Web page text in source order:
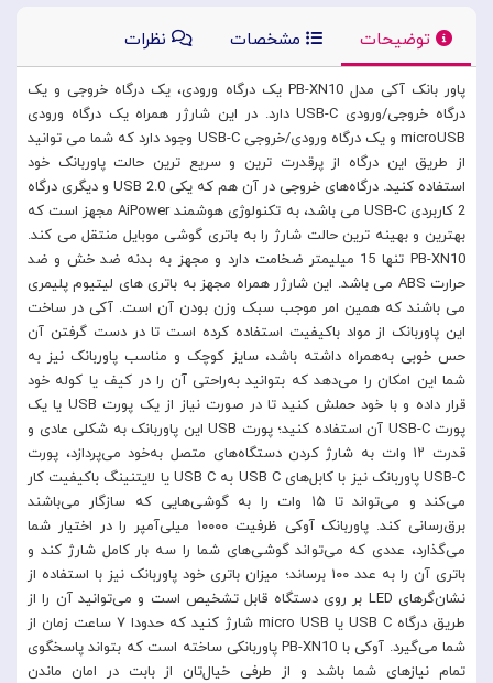
توضیحات مشخصات نظرات
پاور بانک آکی مدل PB-XN10 یک درگاه ورودی، یک درگاه خروجی و یک
درگاه خروجی/ورودی USB-C دارد. در این شارژر همراه یک درگاه ورودی
microUSB و یک درگاه ورودی/خروجی USB-C وجود دارد که شما می توانید
از طریق این درگاه از پرقدرت ترین و سریع ترین حالت پاوربانک خود
استفاده کنید. درگاه‌های خروجی در آن هم که یکی USB 2.0 و دیگری درگاه
2 کاربردی USB-C می باشد، به تکنولوژی هوشمند AiPower مجهز است که
بهترین و بهینه ترین حالت شارژ را به باتری گوشی موبایل منتقل می کند.
PB-XN10 تنها 15 میلیمتر ضخامت دارد و مجهز به بدنه ضد خش و ضد
حرارت ABS می باشد. این شارژر همراه مجهز به باتری های لیتیوم پلیمری
می باشند که همین امر موجب سبک وزن بودن آن است. آکی در ساخت
این پاوربانک از مواد باکیفیت استفاده کرده است تا در دست گرفتن آن
حس خوبی به‌همراه داشته باشد، سایز کوچک و مناسب پاوربانک نیز به
شما این امکان را می‌دهد که بتوانید به‌راحتی آن را در کیف یا کوله خود
قرار داده و با خود حملش کنید تا در صورت نیاز از یک پورت USB یا یک
پورت USB-C آن استفاده کنید؛ پورت USB این پاوربانک به شکلی عادی و
قدرت ۱۲ وات به شارژ کردن دستگاه‌های متصل به‌خود می‌پردازد، پورت
USB-C پاوربانک نیز با کابل‌های USB C به USB C یا لایتنینگ باکیفیت کار
می‌کند و می‌تواند تا ۱۵ وات را به گوشی‌هایی که سازگار می‌باشند
برق‌رسانی کند. پاوربانک آوکی ظرفیت ۱۰۰۰۰ میلی‌آمپر را در اختیار شما
می‌گذارد، عددی که می‌تواند گوشی‌های شما را سه بار کامل شارژ کند و
باتری آن را به عدد ۱۰۰ برساند؛ میزان باتری خود پاوربانک نیز با استفاده از
نشان‌گرهای LED بر روی دستگاه قابل تشخیص است و می‌توانید آن را از
طریق درگاه USB C یا micro USB شارژ کنید که حدودا ۷ ساعت زمان از
شما می‌گیرد. آوکی با PB-XN10 پاوربانکی ساخته است که بتواند پاسخگوی
تمام نیازهای شما باشد و از طرفی خیال‌تان از بابت در امان ماندن